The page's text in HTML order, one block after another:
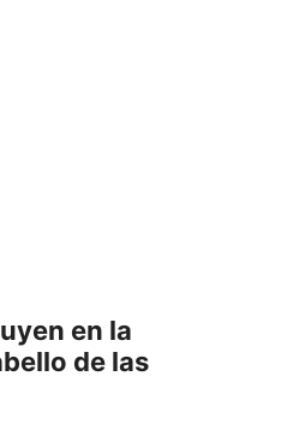
en la
de las